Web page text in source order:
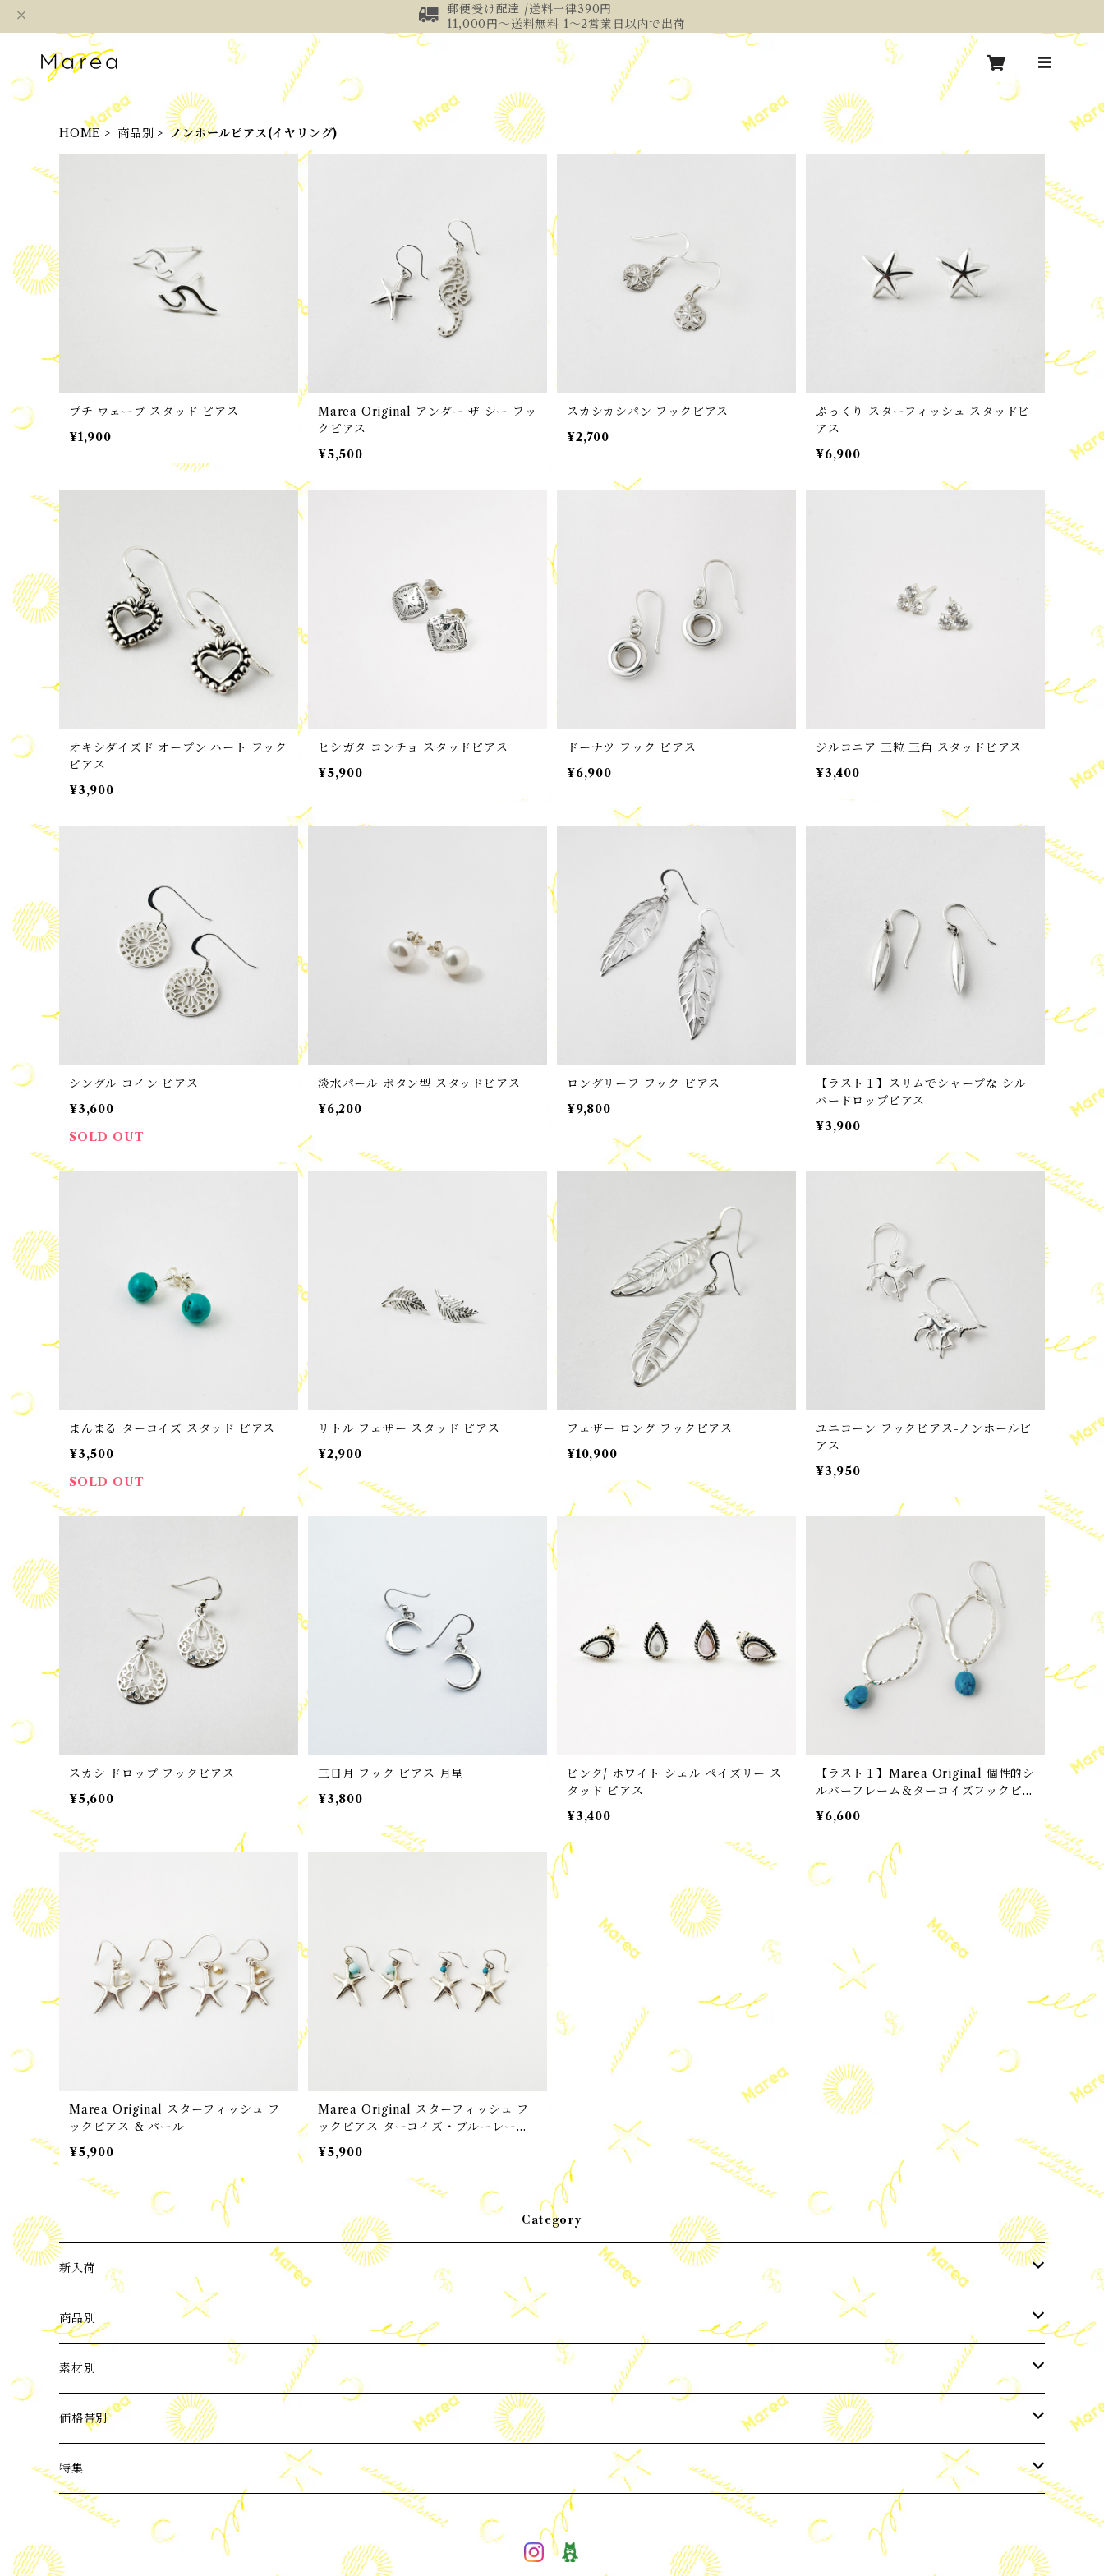
郵便受け配達 /送料一律390円
11,000円～送料無料 1～2営業日以内で出荷
HOME 商品別 ノンホールピアス(イヤリング)
プチ ウェーブ スタッド ピアス
¥1,900
Marea Original アンダー ザ シー フッ
クピアス
¥5,500
スカシカシパン フックピアス
¥2,700
ぷっくり スターフィッシュ スタッドピ
アス
¥6,900
オキシダイズド オープン ハート フック
ピアス
¥3,900
ヒシガタ コンチョ スタッドピアス
¥5,900
ドーナツ フック ピアス
¥6,900
ジルコニア 三粒 三角 スタッドピアス
¥3,400
シングル コイン ピアス
¥3,600
SOLD OUT
淡水パール ボタン型 スタッドピアス
¥6,200
ロングリーフ フック ピアス
¥9,800
【ラスト１】スリムでシャープな シル
バードロップピアス
¥3,900
まんまる ターコイズ スタッド ピアス
¥3,500
SOLD OUT
リトル フェザー スタッド ピアス
¥2,900
フェザー ロング フックピアス
¥10,900
ユニコーン フックピアス-ノンホールピ
アス
¥3,950
スカシ ドロップ フックピアス
¥5,600
三日月 フック ピアス 月星
¥3,800
ピンク/ ホワイト シェル ペイズリー ス
タッド ピアス
¥3,400
【ラスト１】Marea Original 個性的シ
ルバーフレーム＆ターコイズフックピア
ス
¥6,600
Marea Original スターフィッシュ フ
ックピアス & パール
¥5,900
Marea Original スターフィッシュ フ
ックピアス ターコイズ・ブルーレース
アゲート ◆◆
¥5,900
Category
新入荷
2024年3月新入荷
2024年4月新入荷
2024年5月新入荷
2024年6月新入荷
2024年7月新入荷
2024年8月新入荷
商品別
ピアス
イヤーカフ
ネックレス
ブレスレット
ノンホールピアス(イヤリング)
素材別
パール
バロックパール
天然石
ブルー系 天然石
ピンク・赤系天然石
Silver925
Silver925+Gold Coating
価格帯別
3,000円以下
3,001～6,000円
6,001～10,000円
特集
ビーチコレクション
ORIGNAL
ORIGNAL